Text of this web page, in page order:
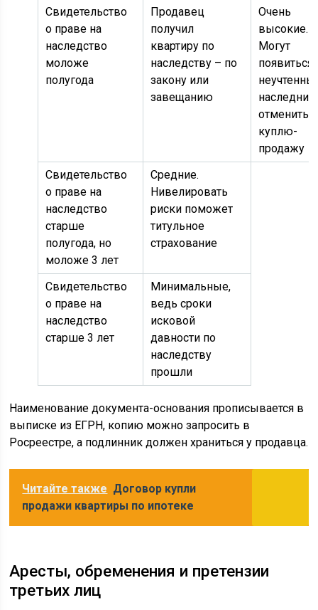
Свидетельство
о праве на
наследство
моложе
полугода
Продавец
получил
квартиру по
наследству – по
закону или
завещанию
Очень
высокие.
Могут
появиться
отменить
куплю-
продажу
Свидетельство
о праве на
наследство
старше
полугода, но
моложе 3 лет
Средние.
Нивелировать
риски поможет
титульное
страхование
Свидетельство
о праве на
наследство
старше 3 лет
Минимальные,
ведь сроки
исковой
давности по
наследству
прошли
Наименование документа-основания прописывается в
выписке из ЕГРН, копию можно запросить в
Росреестре, а подлинник должен храниться у продавца.
Читайте также Договор купли
продажи квартиры по ипотеке
Аресты, обременения и претензии
третьих лиц